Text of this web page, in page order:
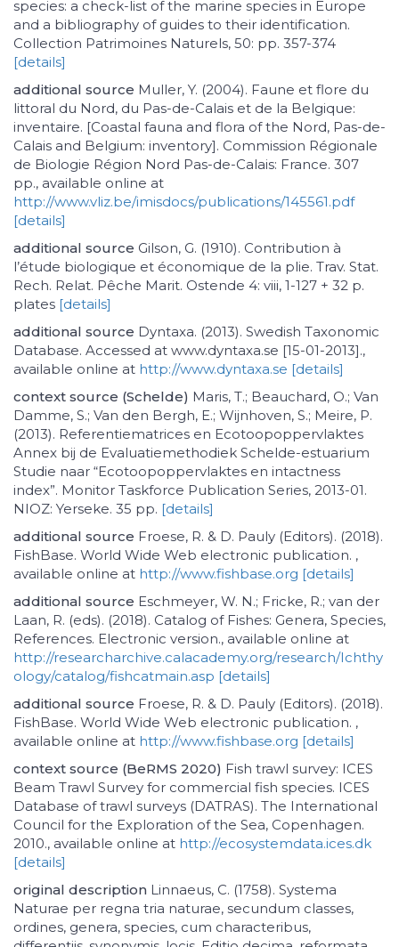
species: a check-list of the marine species in Europe
and a bibliography of guides to their identification.
Collection Patrimoines Naturels, 50: pp. 357-374
[details]
additional source Muller, Y. (2004). Faune et flore du
littoral du Nord, du Pas-de-Calais et de la Belgique:
inventaire. [Coastal fauna and flora of the Nord, Pas-de-
Calais and Belgium: inventory]. Commission Régionale
de Biologie Région Nord Pas-de-Calais: France. 307
pp., available online at
http://www.vliz.be/imisdocs/publications/145561.pdf
[details]
additional source Gilson, G. (1910). Contribution à
l’étude biologique et économique de la plie. Trav. Stat.
Rech. Relat. Pêche Marit. Ostende 4: viii, 1-127 + 32 p.
plates [details]
additional source Dyntaxa. (2013). Swedish Taxonomic
Database. Accessed at www.dyntaxa.se [15-01-2013].,
available online at http://www.dyntaxa.se [details]
context source (Schelde) Maris, T.; Beauchard, O.; Van
Damme, S.; Van den Bergh, E.; Wijnhoven, S.; Meire, P.
(2013). Referentiematrices en Ecotoopoppervlaktes
Annex bij de Evaluatiemethodiek Schelde-estuarium
Studie naar “Ecotoopoppervlaktes en intactness
index”. Monitor Taskforce Publication Series, 2013-01.
NIOZ: Yerseke. 35 pp. [details]
additional source Froese, R. & D. Pauly (Editors). (2018).
FishBase. World Wide Web electronic publication. ,
available online at http://www.fishbase.org [details]
additional source Eschmeyer, W. N.; Fricke, R.; van der
Laan, R. (eds). (2018). Catalog of Fishes: Genera, Species,
References. Electronic version., available online at
http://researcharchive.calacademy.org/research/Ichthy
ology/catalog/fishcatmain.asp [details]
additional source Froese, R. & D. Pauly (Editors). (2018).
FishBase. World Wide Web electronic publication. ,
available online at http://www.fishbase.org [details]
context source (BeRMS 2020) Fish trawl survey: ICES
Beam Trawl Survey for commercial fish species. ICES
Database of trawl surveys (DATRAS). The International
Council for the Exploration of the Sea, Copenhagen.
2010., available online at http://ecosystemdata.ices.dk
[details]
original description Linnaeus, C. (1758). Systema
Naturae per regna tria naturae, secundum classes,
ordines, genera, species, cum characteribus,